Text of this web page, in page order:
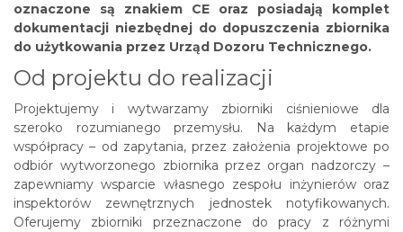
oznaczone są znakiem CE oraz posiadają komplet
dokumentacji niezbędnej do dopuszczenia zbiornika
do użytkowania przez Urząd Dozoru Technicznego.
Od projektu do realizacji
Projektujemy i wytwarzamy zbiorniki ciśnieniowe dla
szeroko rozumianego przemysłu. Na każdym etapie
współpracy – od zapytania, przez założenia projektowe po
odbiór wytworzonego zbiornika przez organ nadzorczy –
zapewniamy wsparcie własnego zespołu inżynierów oraz
inspektorów zewnętrznych jednostek notyfikowanych.
Oferujemy zbiorniki przeznaczone do pracy z różnymi